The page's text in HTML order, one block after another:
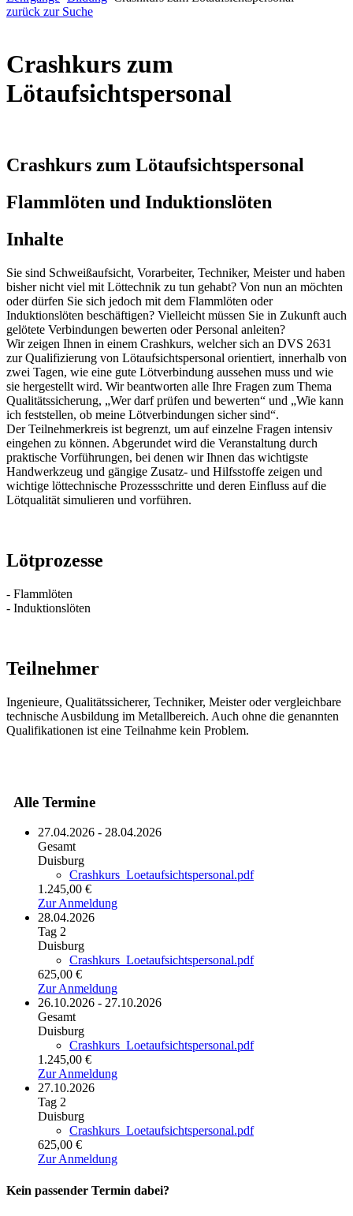
zurück zur Suche
Crashkurs zum
Lötaufsichtspersonal
Crashkurs zum Lötaufsichtspersonal
Flammlöten und Induktionslöten
Inhalte
Sie sind Schweißaufsicht, Vorarbeiter, Techniker, Meister und haben
bisher nicht viel mit Löttechnik zu tun gehabt? Von nun an möchten
oder dürfen Sie sich jedoch mit dem Flammlöten oder
Induktionslöten beschäftigen? Vielleicht müssen Sie in Zukunft auch
gelötete Verbindungen bewerten oder Personal anleiten?
Wir zeigen Ihnen in einem Crashkurs, welcher sich an DVS 2631
zur Qualifizierung von Lötaufsichtspersonal orientiert, innerhalb von
zwei Tagen, wie eine gute Lötverbindung aussehen muss und wie
sie hergestellt wird. Wir beantworten alle Ihre Fragen zum Thema
Qualitätssicherung, „Wer darf prüfen und bewerten“ und „Wie kann
ich feststellen, ob meine Lötverbindungen sicher sind“.
Der Teilnehmerkreis ist begrenzt, um auf einzelne Fragen intensiv
eingehen zu können. Abgerundet wird die Veranstaltung durch
praktische Vorführungen, bei denen wir Ihnen das wichtigste
Handwerkzeug und gängige Zusatz- und Hilfsstoffe zeigen und
wichtige löttechnische Prozessschritte und deren Einfluss auf die
Lötqualität simulieren und vorführen.
Lötprozesse
- Flammlöten
- Induktionslöten
Teilnehmer
Ingenieure, Qualitätssicherer, Techniker, Meister oder vergleichbare
technische Ausbildung im Metallbereich. Auch ohne die genannten
Qualifikationen ist eine Teilnahme kein Problem.
Alle Termine
27.04.2026 - 28.04.2026
Gesamt
Duisburg
Crashkurs_Loetaufsichtspersonal.pdf
1.245,00 €
Zur Anmeldung
28.04.2026
Tag 2
Duisburg
Crashkurs_Loetaufsichtspersonal.pdf
625,00 €
Zur Anmeldung
26.10.2026 - 27.10.2026
Gesamt
Duisburg
Crashkurs_Loetaufsichtspersonal.pdf
1.245,00 €
Zur Anmeldung
27.10.2026
Tag 2
Duisburg
Crashkurs_Loetaufsichtspersonal.pdf
625,00 €
Zur Anmeldung
Kein passender Termin dabei?